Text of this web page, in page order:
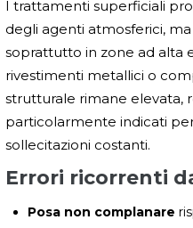
I trattamenti superficiali
degli agenti atmosferici,
soprattutto in zone ad alta
rivestimenti metallici o
strutturale rimane elevata,
particolarmente indicati
sollecitazioni costanti.
Errori ricorrenti
Posa non complanare